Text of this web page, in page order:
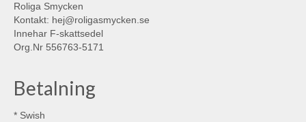
Roliga Smycken
Kontakt: hej@roligasmycken.se
Innehar F-skattsedel
Org.Nr 556763-5171
Betalning
* Swish